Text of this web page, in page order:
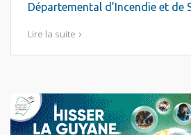
Départemental d’Incendie et de
Lire la suite